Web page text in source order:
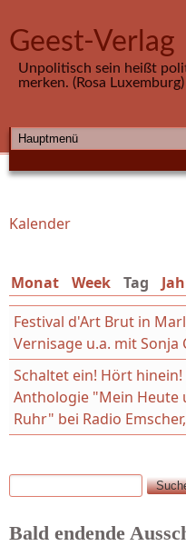
Geest-Verlag
Unpolitisch sein heißt
merken. (Rosa Luxemburg)
HAUPTMENÜ
Sie sind hier
Kalender
Monat Week Tag
Festival d'Art Brut in
Vernisage u.a. mit Sonja
Schaltet ein! Hört hinein!
Anthologie "Mein Heute
Ruhr" bei Radio
Suchformular
Suche
Bald endende